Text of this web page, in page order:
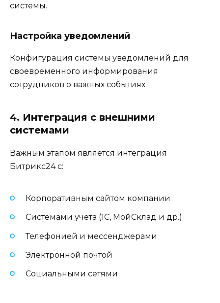
системы.
Настройка уведомлений
Конфигурация системы уведомлений для
своевременного информирования
сотрудников о важных событиях.
4. Интеграция с внешними
системами
Важным этапом является интеграция
Битрикс24 с:
Корпоративным сайтом компании
Системами учета (1С, МойСклад и др.)
Телефонией и мессенджерами
Электронной почтой
Социальными сетями